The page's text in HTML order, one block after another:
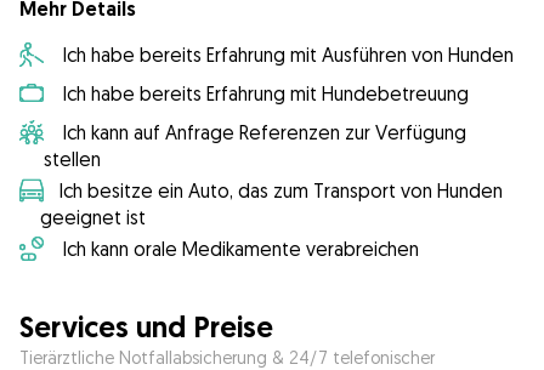
Mehr Details
Ich habe bereits Erfahrung mit Ausführen von Hunden
Ich habe bereits Erfahrung mit Hundebetreuung
Ich kann auf Anfrage Referenzen zur Verfügung
stellen
Ich besitze ein Auto, das zum Transport von Hunden
geeignet ist
Ich kann orale Medikamente verabreichen
Services und Preise
Tierärztliche Notfallabsicherung & 24/7 telefonischer